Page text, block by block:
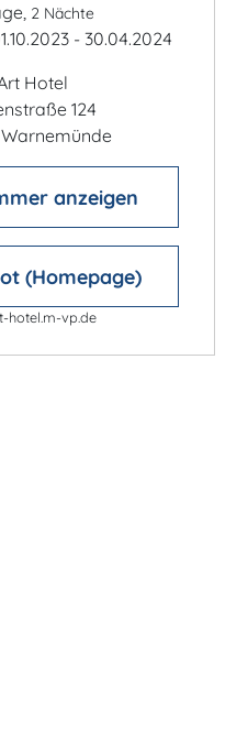
2 Nächte
- 30.04.2024
Hotel
124
Warnemünde
anzeigen
(Homepage)
hotel.m-vp.de